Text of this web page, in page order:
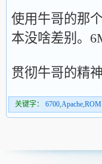
使用牛哥的那
本没啥差别。
贯彻牛哥的精
关键字： 6700,Apache,ROM